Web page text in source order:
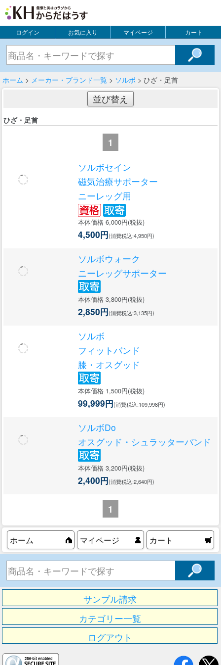
ログイン お気に入り マイページ カート
ホーム > メーカー・ブランド一覧 > ソルボ > ひざ・足首
並び替え
ひざ・足首
1
ソルボセイン
磁気治療サポーター
ニーレッグ用
本体価格 6,000円(税抜)
4,500円(消費税込:4,950円)
ソルボウォーク
ニーレッグサポーター
本体価格 3,800円(税抜)
2,850円(消費税込:3,135円)
ソルボ
フィットバンド
膝・オスグッド
本体価格 1,500円(税抜)
99,999円(消費税込:109,998円)
ソルボDo
オスグッド・シュラッターバンド
本体価格 3,200円(税抜)
2,400円(消費税込:2,640円)
1
ホーム マイページ カート
サンプル請求
カテゴリー一覧
ログアウト